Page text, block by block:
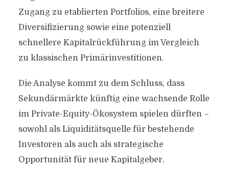
Zugang zu etablierten Portfolios, eine breitere
Diversifizierung sowie eine potenziell
schnellere Kapitalrückführung im Vergleich
zu klassischen Primärinvestitionen.
Die Analyse kommt zu dem Schluss, dass
Sekundärmärkte künftig eine wachsende Rolle
im Private-Equity-Ökosystem spielen dürften –
sowohl als Liquiditätsquelle für bestehende
Investoren als auch als strategische
Opportunität für neue Kapitalgeber.